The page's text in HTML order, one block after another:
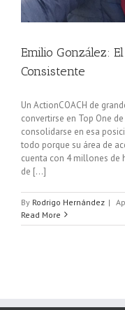
Emilio González:
Consistente
Un ActionCOACH de
convertirse en Top One
consolidarse en esa
todo porque su área de
cuenta con 4 millones de
de [...]
By Rodrigo Hernández |
Read More